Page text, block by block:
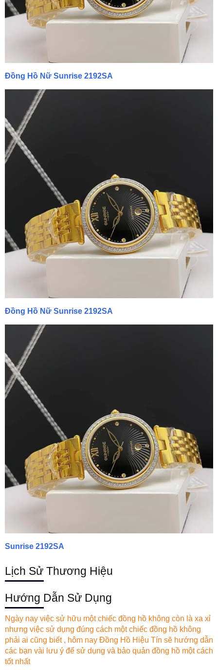
Đồng Hồ Nữ Sunrise 2192SA
Đồng Hồ Nữ Sunrise 2192SA
Sunrise 2192SA
Lịch Sử Thương Hiệu
Hướng Dẫn Sử Dụng
Ngày nay việc sử hữu một chiếc đồng hồ không còn là xa xỉ
nhưng việc sử dụng đúng cách một chiếc đồng hồ không
phải ai cũng biết , hôm nay Đồng Hồ Hiệu Tín sẽ hướng dẫn
các bạn vài lưu ý để sử dụng và bảo quản đồng hồ một cách
tốt nhất